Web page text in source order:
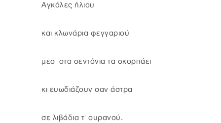
Αγκάλες ήλιου
και κλωνάρια φεγγαριού
μεσ' στα σεντόνια τα σκορπάει
κι ευωδιάζουν σαν άστρα
σε λιβάδια τ' ουρανού.